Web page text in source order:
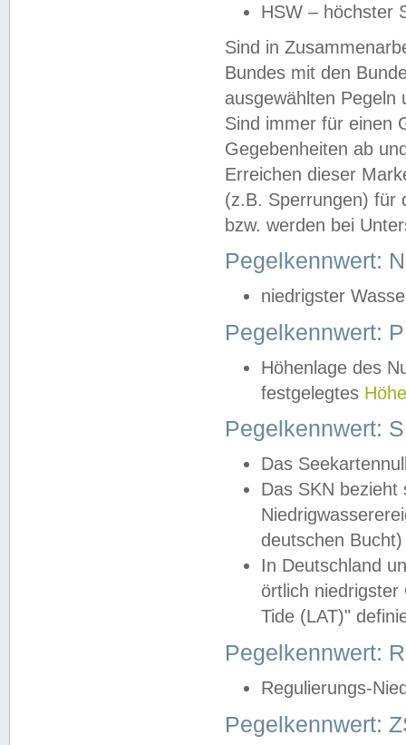
HSW – höchster
Sind in
Bundes mit den
ausgewählten
Sind immer für einen
Gegebenheiten ab
Erreichen dieser
(z.B. Sperrungen) für
bzw. werden bei
Pegelkennwert:
niedrigster
Pegelkennwert:
Höhenlage des
festgelegtes
Pegelkennwert:
Das
Das SKN
deutschen
In Deutschland
örtlich
Tide (LAT)"
Pegelkennwert:
Regulierungs-
Pegelkennwert: